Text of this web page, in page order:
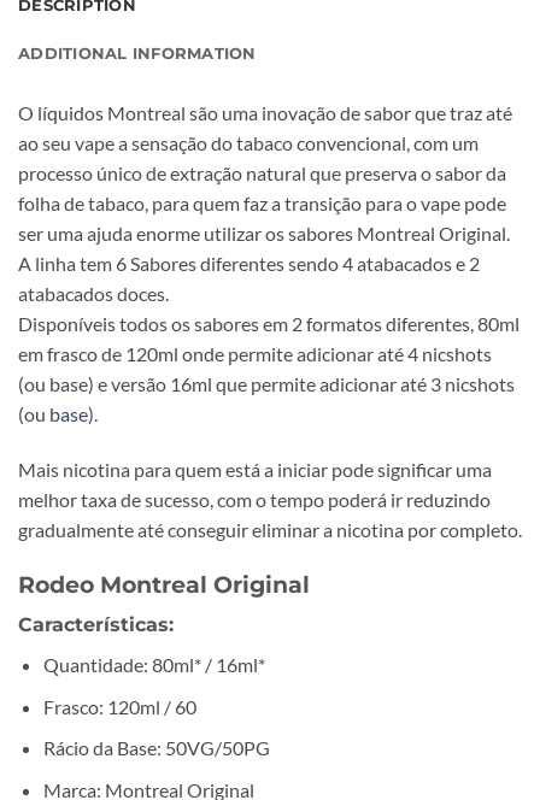
DESCRIPTION
ADDITIONAL INFORMATION
O líquidos Montreal são uma inovação de sabor que traz até
ao seu vape a sensação do tabaco convencional, com um
processo único de extração natural que preserva o sabor da
folha de tabaco, para quem faz a transição para o vape pode
ser uma ajuda enorme utilizar os sabores Montreal Original.
A linha tem 6 Sabores diferentes sendo 4 atabacados e 2
atabacados doces.
Disponíveis todos os sabores em 2 formatos diferentes, 80ml
em frasco de 120ml onde permite adicionar até 4 nicshots
(ou base) e versão 16ml que permite adicionar até 3 nicshots
(ou base).
Mais nicotina para quem está a iniciar pode significar uma
melhor taxa de sucesso, com o tempo poderá ir reduzindo
gradualmente até conseguir eliminar a nicotina por completo.
Rodeo Montreal Original
Características:
Quantidade: 80ml* / 16ml*
Frasco: 120ml / 60
Rácio da Base: 50VG/50PG
Marca: Montreal Original